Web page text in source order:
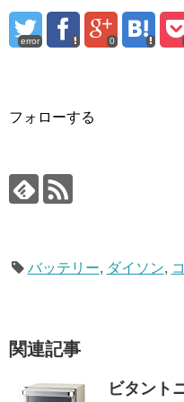
error 0
フォローする
バッテリー, ダイソン,
関連記事
ビタント